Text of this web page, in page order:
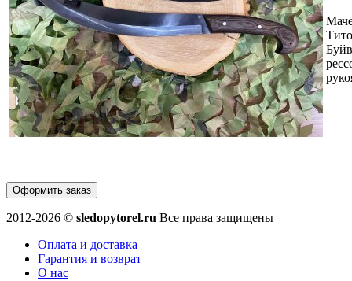
Оформить заказ
2012-2026 © sledopytorel.ru Все права защищены
Оплата и доставка
Гарантия и возврат
О нас